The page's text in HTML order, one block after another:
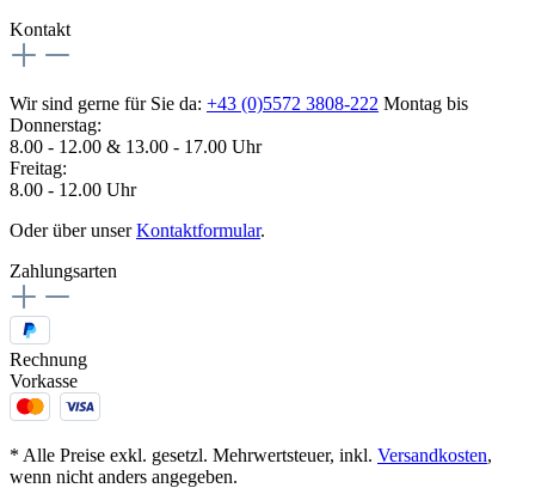
Kontakt
Wir sind gerne für Sie da: +43 (0)5572 3808-222 Montag bis
Donnerstag:
8.00 - 12.00 & 13.00 - 17.00 Uhr
Freitag:
8.00 - 12.00 Uhr
Oder über unserKontaktformular.
Zahlungsarten
Rechnung
Vorkasse
* Alle Preise exkl. gesetzl. Mehrwertsteuer, inkl. Versandkosten,
wenn nicht anders angegeben.